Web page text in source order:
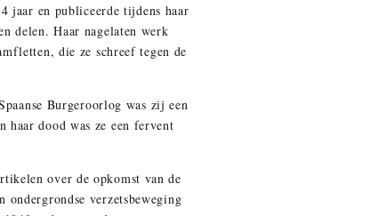
jaar en publiceerde tijdens haar
delen. Haar nagelaten werk
die ze schreef tegen de
Burgeroorlog was zij een
haar dood was ze een fervent
over de opkomst van de
verzetsbeweging